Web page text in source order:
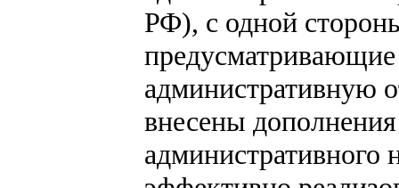
РФ), с одной
административную
внесены
административного